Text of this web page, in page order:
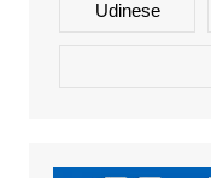
Udinese